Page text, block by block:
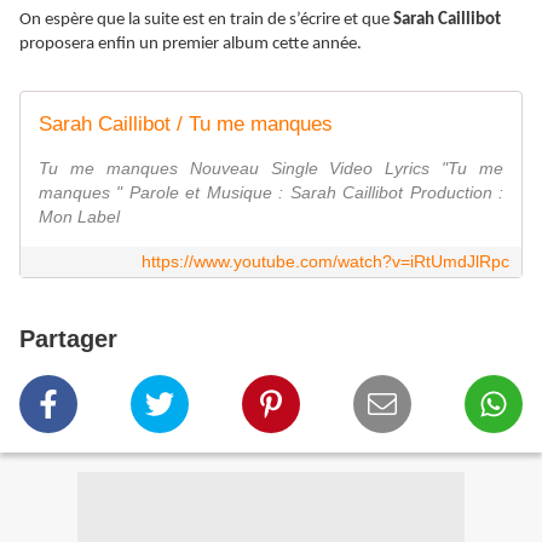
On espère que la suite est en train de s’écrire et que Sarah Caillibot
proposera enfin un premier album cette année.
Sarah Caillibot / Tu me manques
Tu me manques Nouveau Single Video Lyrics "Tu me
manques " Parole et Musique : Sarah Caillibot Production :
Mon Label
https://www.youtube.com/watch?v=iRtUmdJlRpc
Partager